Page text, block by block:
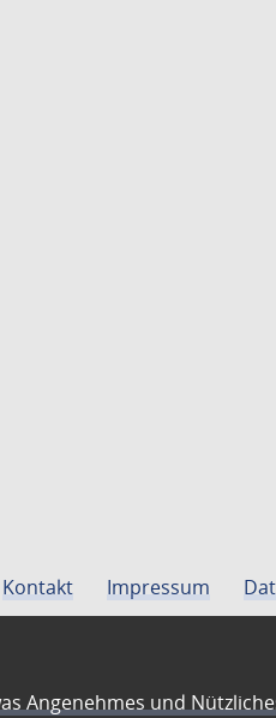
Kontakt Impressum
Angenehmes und